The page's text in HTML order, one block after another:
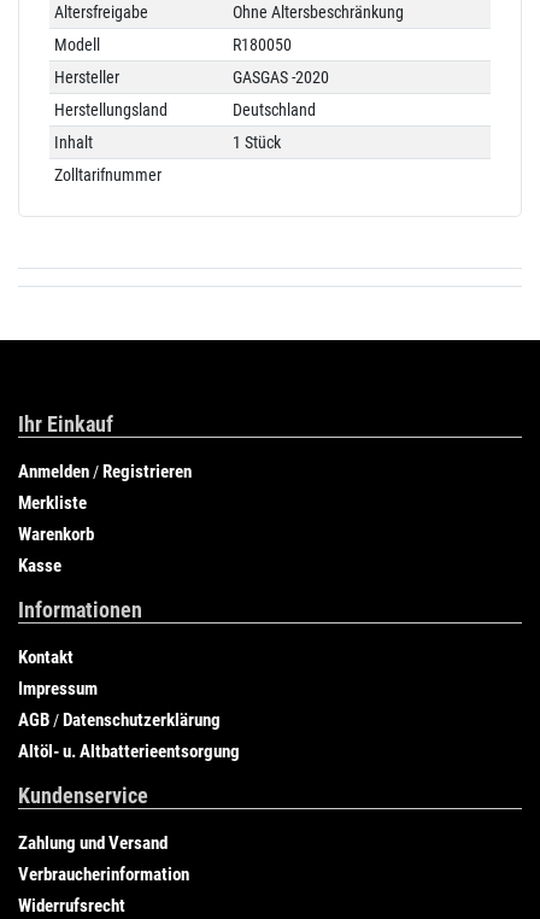
Altersfreigabe
Ohne Altersbeschränkung
Modell
R180050
Hersteller
GASGAS -2020
Herstellungsland
Deutschland
Inhalt
1 Stück
Zolltarifnummer
Ihr Einkauf
Anmelden /Registrieren
Merkliste
Warenkorb
Kasse
Informationen
Kontakt
Impressum
AGB /Datenschutzerklärung
Altöl- u. Altbatterieentsorgung
Kundenservice
Zahlung und Versand
Verbraucherinformation
Widerrufsrecht